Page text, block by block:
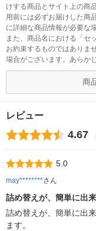
けする商品とサイト上の商
用前には必ずお届けした商
に詳細な商品情報が必要な
また、商品名における「セ
お約束するものではありま
場合がございます。あらか
商
レビュー
4.67
5.0
may********さん
詰め替えが、簡単に出
詰め替えが、簡単に出
ます。